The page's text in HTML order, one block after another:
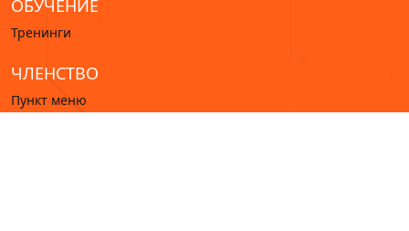
ОБУЧЕНИЕ
Тренинги
ЧЛЕНСТВО
Пункт меню